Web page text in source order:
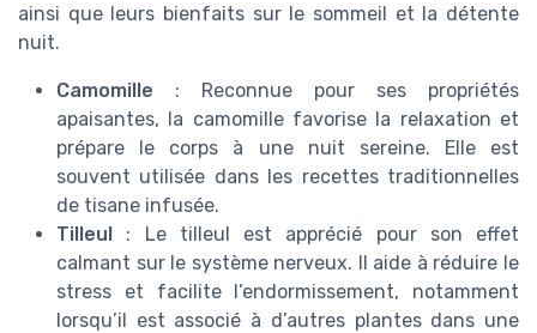
ainsi que leurs bienfaits sur le sommeil et la détente
nuit.
Camomille : Reconnue pour ses propriétés
apaisantes, la camomille favorise la relaxation et
prépare le corps à une nuit sereine. Elle est
souvent utilisée dans les recettes traditionnelles
de tisane infusée.
Tilleul : Le tilleul est apprécié pour son effet
calmant sur le système nerveux. Il aide à réduire le
stress et facilite l’endormissement, notamment
lorsqu’il est associé à d’autres plantes dans une